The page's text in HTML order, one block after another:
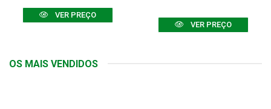
VER PREÇO
VER PREÇO
OS MAIS VENDIDOS